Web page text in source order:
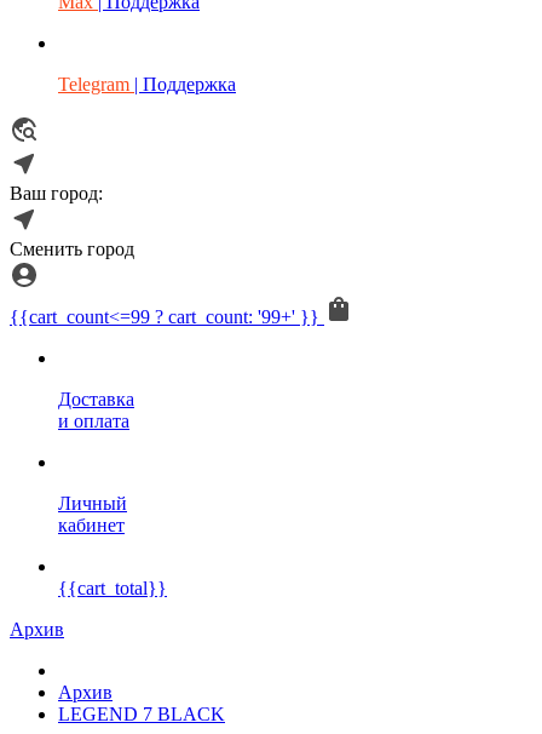
Telegram | Поддержка
Ваш город:
Сменить город
{{cart_count<=99 ? cart_count: '99+' }}
Доставка
и оплата
Личный
кабинет
{{cart_total}}
Архив
Архив
LEGEND 7 BLACK